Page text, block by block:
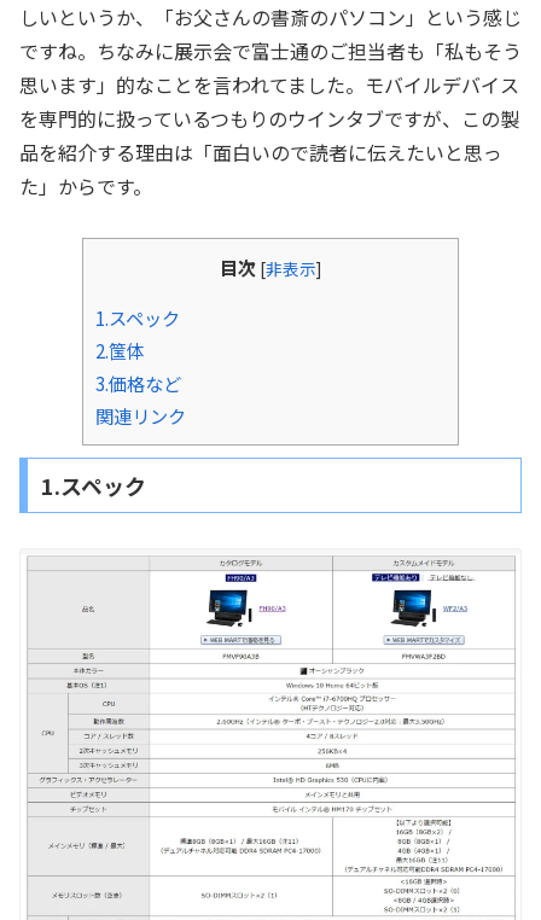
しいというか、「お父さんの書斎のパソコン」という感じ
ですね。ちなみに展示会で富士通のご担当者も「私もそう
思います」的なことを言われてました。モバイルデバイス
を専門的に扱っているつもりのウインタブですが、この製
品を紹介する理由は「面白いので読者に伝えたいと思っ
た」からです。
目次 [非表示]
1.スペック
2.筺体
3.価格など
関連リンク
1.スペック